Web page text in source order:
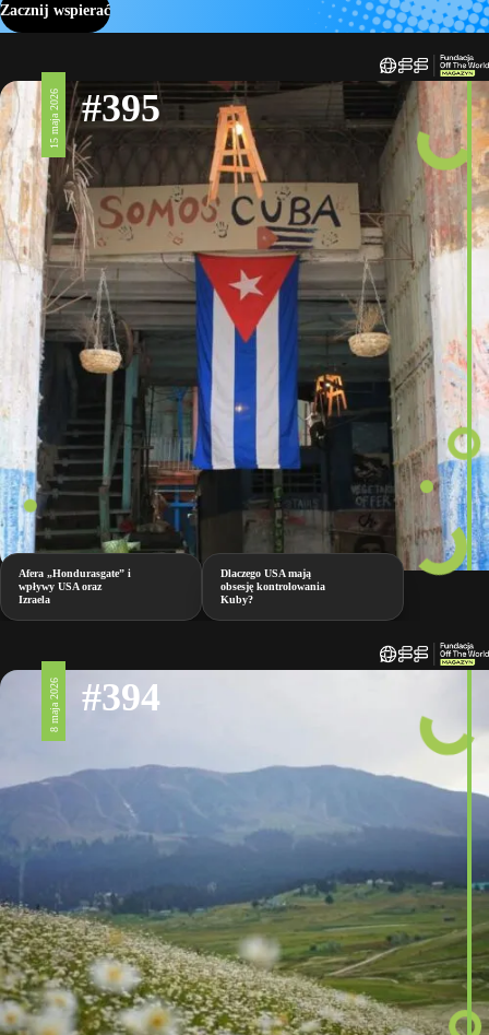
Zacznij wspierać
15 maja 2026 #395
Afera „Hondurasgate” i
wpływy USA oraz
Izraela
Dlaczego USA mają
obsesję kontrolowania
Kuby?
8 maja 2026 #394